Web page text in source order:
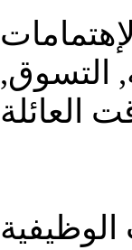
التسوق,
العائلة